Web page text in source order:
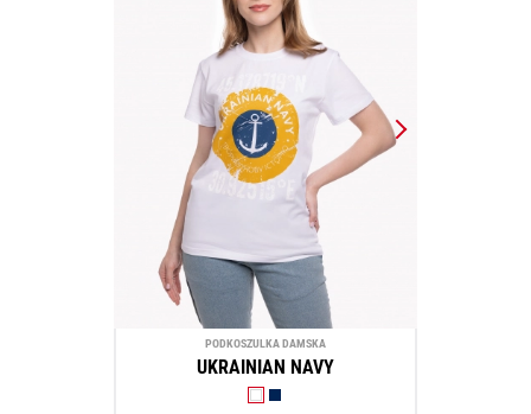
PODKOSZULKA DAMSKA
UKRAINIAN NAVY